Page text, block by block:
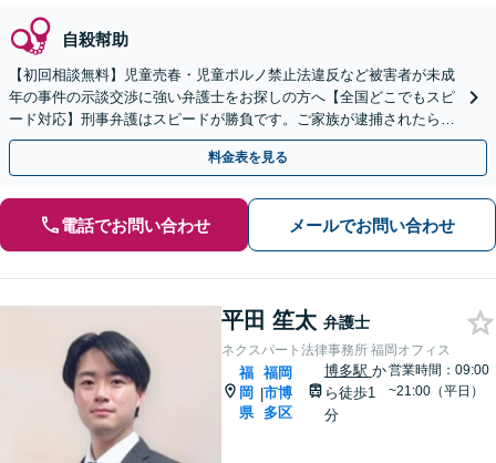
自殺幇助
【初回相談無料】児童売春・児童ポルノ禁止法違反など被害者が未成
年の事件の示談交渉に強い弁護士をお探しの方へ【全国どこでもスピ
ード対応】刑事弁護はスピードが勝負です。ご家族が逮捕されたら一
刻も早くご相談ください【24時間365日相談受付】
料金表を見る
電話でお問い合わせ メールでお問い合わせ
平田 笙太 弁護士
ネクスパート法律事務所 福岡オフィス
福
岡
県
|
福岡
市博
多区
博多駅 か
ら徒歩1
分
営業時間：09:00
~21:00（平日）